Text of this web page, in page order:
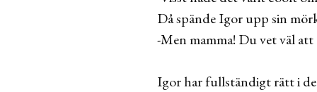
Då spände Igor upp sin
-Men mamma! Du vet väl
Igor har fullständigt rätt i